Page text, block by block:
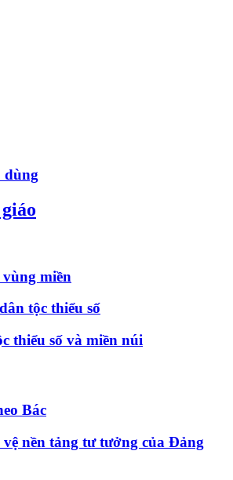
dùng
miền
tộc thiểu số
thiểu số và miền núi
Bác
nền tảng tư tưởng của Đảng